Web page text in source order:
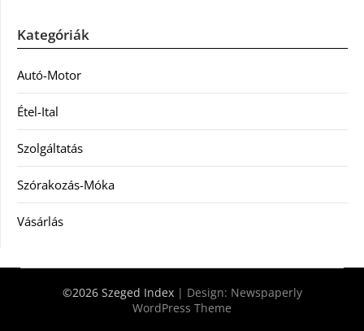
Kategóriák
Autó-Motor
Étel-Ital
Szolgáltatás
Szórakozás-Móka
Vásárlás
©2026 Szeged Index | Design: Newspaperly
WordPress Theme